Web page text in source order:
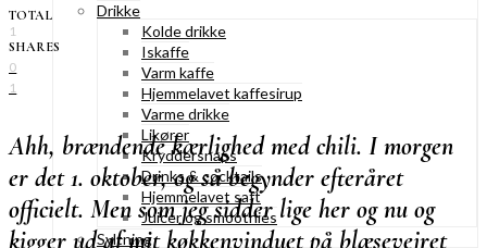
Drikke
Kolde drikke
Iskaffe
Varm kaffe
Hjemmelavet kaffesirup
Varme drikke
Likører
Kryddersnaps
Drinks & cocktails
Hjemmelavet saft
Juicer og smoothies
Syltning
TOTAL
1
SHARES
0
1
Ahh, brændende kærlighed med chili. I morgen
er det 1. oktober, og så begynder efteråret
officielt. Men som jeg sidder lige her og nu og
kigger ud af mit køkkenvinduet på blæsevejret